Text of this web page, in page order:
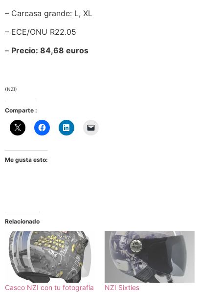
– Carcasa grande: L, XL
– ECE/ONU R22.05
– Precio: 84,68 euros
(NZI)
Comparte :
Me gusta esto:
Relacionado
Casco NZI con tu fotografía
NZI Sixties